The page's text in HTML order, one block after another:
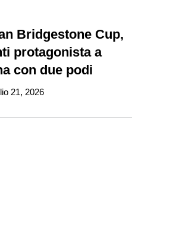
Bridgestone Cup,
protagonista a
con due podi
21, 2026